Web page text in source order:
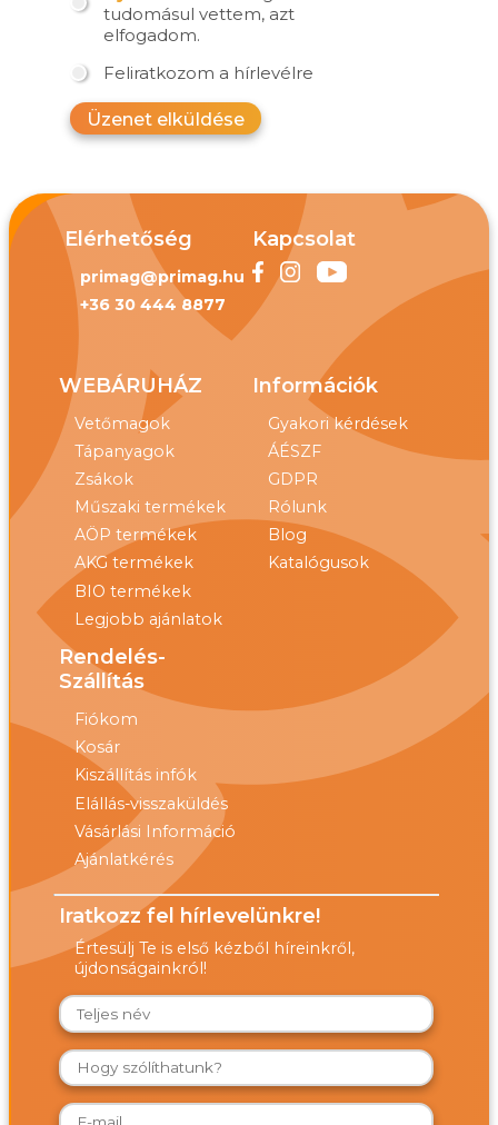
tudomásul vettem, azt
elfogadom.
Feliratkozom a hírlevélre
Üzenet elküldése
Elérhetőség
primag@primag.hu
+36 30 444 8877
Kapcsolat
WEBÁRUHÁZ
Vetőmagok
Tápanyagok
Zsákok
Műszaki termékek
AÖP termékek
AKG termékek
BIO termékek
Legjobb ajánlatok
Információk
Gyakori kérdések
ÁÉSZF
GDPR
Rólunk
Blog
Katalógusok
Rendelés-
Szállítás
Fiókom
Kosár
Kiszállítás infók
Elállás-visszaküldés
Vásárlási Információ
Ajánlatkérés
Iratkozz fel hírlevelünkre!
Értesülj Te is első kézből híreinkről,
újdonságainkról!